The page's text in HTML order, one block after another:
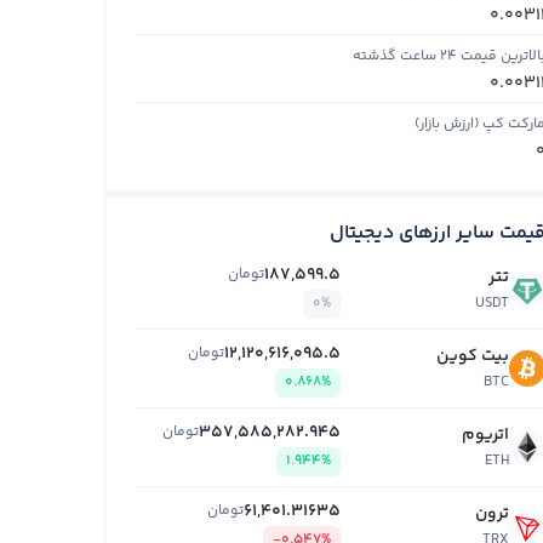
0.00311
قیمت ۲۴ ساعت گذشته
0.00311
مارکت کپ (ارزش بازار)
0
قیمت سایر ارزهای دیجیتال
تتر
USDT
187,599.5تومان
0%
بیت کوین
BTC
12,120,616,095.5تومان
0.868%
اتریوم
ETH
357,585,282.945تومان
1.944%
ترون 61,401.31635تومان